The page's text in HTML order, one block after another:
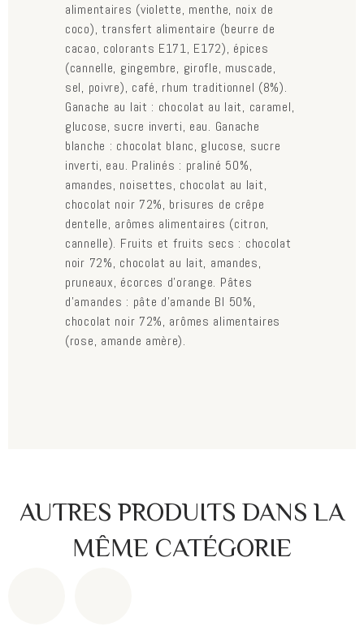
alimentaires (violette, menthe, noix de
coco), transfert alimentaire (beurre de
cacao, colorants E171, E172), épices
(cannelle, gingembre, girofle, muscade,
sel, poivre), café, rhum traditionnel (8%).
Ganache au lait : chocolat au lait, caramel,
glucose, sucre inverti, eau. Ganache
blanche : chocolat blanc, glucose, sucre
inverti, eau. Pralinés : praliné 50%,
amandes, noisettes, chocolat au lait,
chocolat noir 72%, brisures de crêpe
dentelle, arômes alimentaires (citron,
cannelle). Fruits et fruits secs : chocolat
noir 72%, chocolat au lait, amandes,
pruneaux, écorces d'orange. Pâtes
d'amandes : pâte d'amande BI 50%,
chocolat noir 72%, arômes alimentaires
(rose, amande amère).
AUTRES PRODUITS DANS LA
MÊME CATÉGORIE